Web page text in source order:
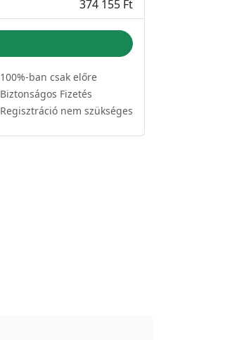
374 155 Ft
100%-ban csak előre
Biztonságos Fizetés
Regisztráció nem szükséges